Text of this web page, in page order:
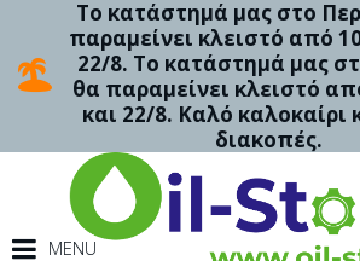
Το κατάστημά μας στο
παραμείνει κλειστό από
22/8. Το κατάστημά μας
θα παραμείνει κλειστό
και 22/8. Καλό καλοκαίρι
διακοπές.
MENU